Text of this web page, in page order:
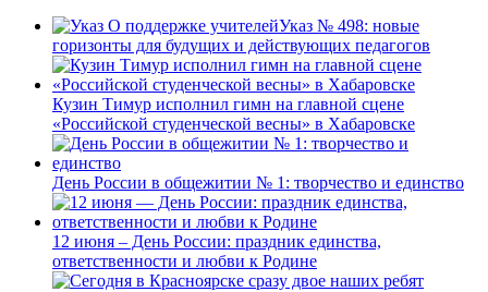
Указ № 498: новые
горизонты для будущих и действующих педагогов
Кузин Тимур исполнил гимн на главной сцене
«Российской студенческой весны» в Хабаровске
День России в общежитии № 1: творчество и единство
12 июня – День России: праздник единства,
ответственности и любви к Родине